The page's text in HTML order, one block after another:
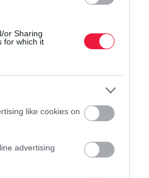
or Sharing
for which it
like cookies on
advertising